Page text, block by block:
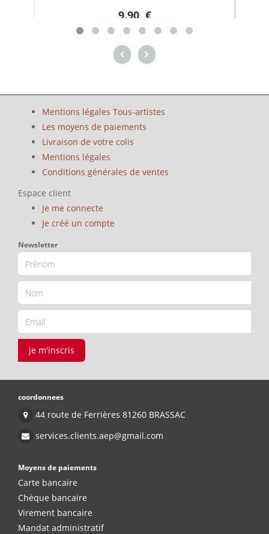
9.90 €
Mentions légales Tous-artistes
Les moyens de paiements
Livraison de votre colis
Mentions légales
Conditions générales de ventes
Espace client
Je me connecte
Je créé un compte
Newsletter
je m'inscris
coordonnees
44 route de Ferrières 81260 BRASSAC
services.clients.aep@gmail.com
Moyens de paiements
Carte bancaire
Chèque bancaire
Virement bancaire
Mandat administratif